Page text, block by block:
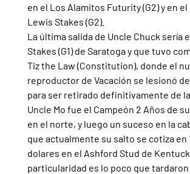
en el Los Alamitos Futurity (G2) y en el
Lewis Stakes (G2).
La última salida de Uncle Chuck sería
Stakes (G1) de Saratoga y que tuvo
Tiz the Law (Constitution), donde el
reproductor de Vacación se lesionó
para ser retirado definitivamente de
Uncle Mo fue el Campeón 2 Años de
en el norte, y luego un suceso en la
que actualmente su salto se cotiza en
dolares en el Ashford Stud de
particularidad es lo poco que